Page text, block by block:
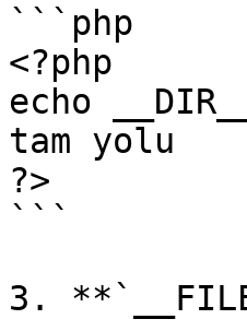
```php
<?php
echo
tam yolu
?>
```
3.